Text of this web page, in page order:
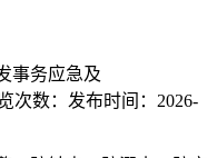
事务应急及
次数： 发布时间： 2026-